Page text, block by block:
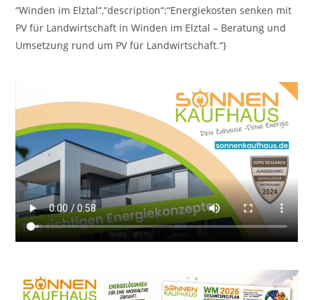
“Winden im Elztal“,“description“:“Energiekosten senken mit
PV für Landwirtschaft in Winden im Elztal – Beratung und
Umsetzung rund um PV für Landwirtschaft.“}